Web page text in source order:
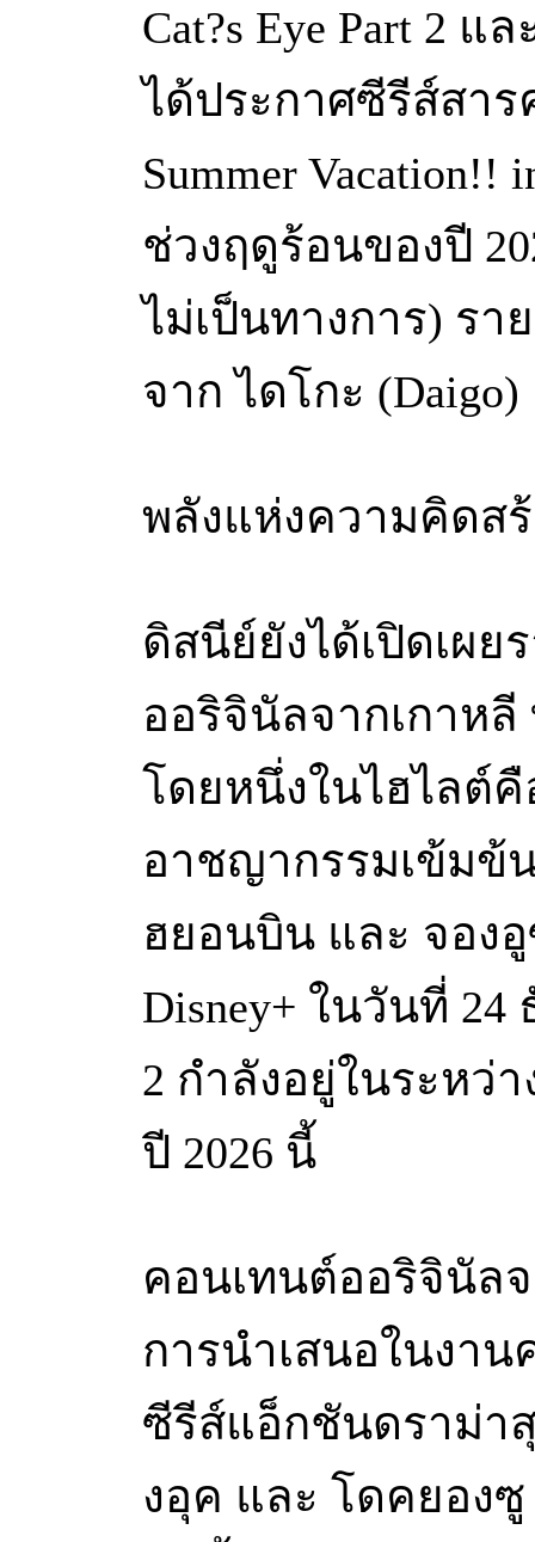
Cat?s Eye Part 2
ได้ประกาศซีรีส์สาร
Summer
ช่วงฤดูร้อนของปี
ไม่เป็นทางการ) ร
จาก ไดโกะ
พลังแห่งความคิดส
ดิสนีย์ยังได้เปิดเผย
ออริจินัลจากเกาหลี
โดยหนึ่งในไฮไลต์
อาชญากรรมเข้มข้น
ฮยอนบิน และ จอง
Disney+ ในวันที่
2 กำลังอยู่ในระหว่
ปี 2026 นี้
คอนเทนต์ออริจินัล
การนำเสนอในงาน
ซีรีส์แอ็กชันดราม่า
งอุค และ โดคยอง